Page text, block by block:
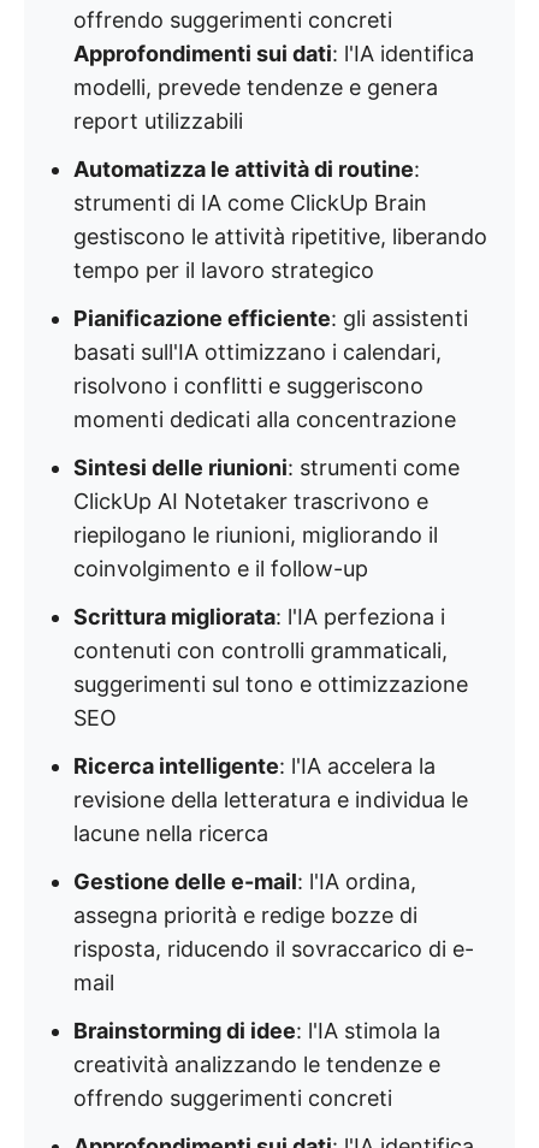
offrendo suggerimenti concreti
Approfondimenti sui dati: l'IA identifica
modelli, prevede tendenze e genera
report utilizzabili
Automatizza le attività di routine:
strumenti di IA come ClickUp Brain
gestiscono le attività ripetitive, liberando
tempo per il lavoro strategico
Pianificazione efficiente: gli assistenti
basati sull'IA ottimizzano i calendari,
risolvono i conflitti e suggeriscono
momenti dedicati alla concentrazione
Sintesi delle riunioni: strumenti come
ClickUp AI Notetaker trascrivono e
riepilogano le riunioni, migliorando il
coinvolgimento e il follow-up
Scrittura migliorata: l'IA perfeziona i
contenuti con controlli grammaticali,
suggerimenti sul tono e ottimizzazione
SEO
Ricerca intelligente: l'IA accelera la
revisione della letteratura e individua le
lacune nella ricerca
Gestione delle e-mail: l'IA ordina,
assegna priorità e redige bozze di
risposta, riducendo il sovraccarico di e-
mail
Brainstorming di idee: l'IA stimola la
creatività analizzando le tendenze e
offrendo suggerimenti concreti